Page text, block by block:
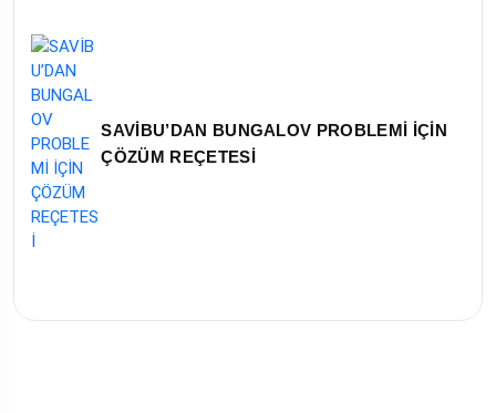
SAVİBU’DAN BUNGALOV PROBLEMİ İÇİN
ÇÖZÜM REÇETESİ